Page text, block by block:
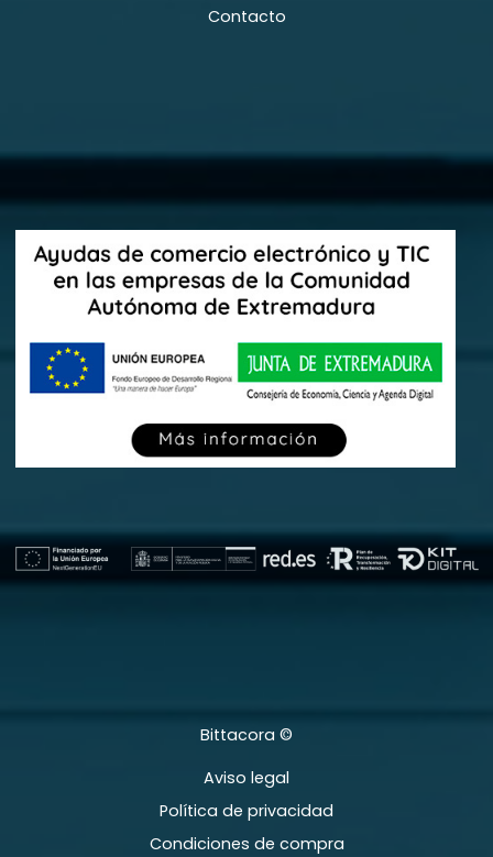
Contacto
Bittacora ©
Aviso legal
Política de privacidad
Condiciones de compra